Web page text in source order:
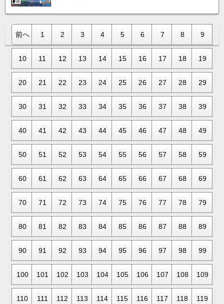
前へ 1 2 3 4 5 6 7 8 9
10 11 12 13 14 15 16 17 18 19
20 21 22 23 24 25 26 27 28 29
30 31 32 33 34 35 36 37 38 39
40 41 42 43 44 45 46 47 48 49
50 51 52 53 54 55 56 57 58 59
60 61 62 63 64 65 66 67 68 69
70 71 72 73 74 75 76 77 78 79
80 81 82 83 84 85 86 87 88 89
90 91 92 93 94 95 96 97 98 99
100 101 102 103 104 105 106 107 108 109
110 111 112 113 114 115 116 117 118 119